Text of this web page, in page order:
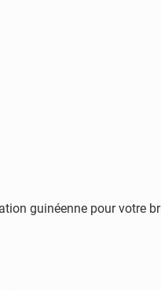
guinéenne pour votre